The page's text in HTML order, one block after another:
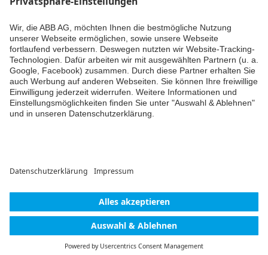
Kommentieren
Kommentar hinzufügen